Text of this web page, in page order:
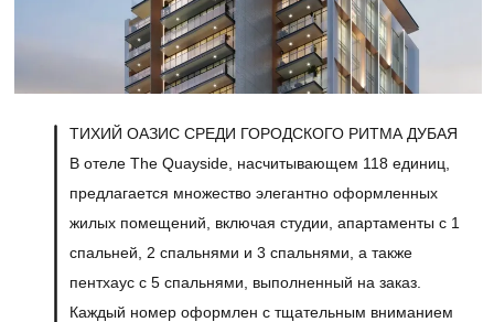
ТИХИЙ ОАЗИС СРЕДИ ГОРОДСКОГО РИТМА ДУБАЯ
В отеле The Quayside, насчитывающем 118 единиц,
предлагается множество элегантно оформленных
жилых помещений, включая студии, апартаменты с 1
спальней, 2 спальнями и 3 спальнями, а также
пентхаус с 5 спальнями, выполненный на заказ.
Каждый номер оформлен с тщательным вниманием